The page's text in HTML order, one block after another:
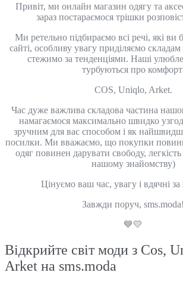
Привіт, ми онлайн магазин одягу та
зараз постараємося трішки
Ми ретельно підбираємо всі речі, які ви
сайті, особливу увагу приділяємо
стежимо за тенденціями. Наші
турбуються про
COS, Uniqlo, Arket.
Час дуже важлива складова частина
намагаємося максимально швидко
зручним для вас способом і як
посилки. Ми вважаємо, що покупки
одяг повинен дарувати свободу,
нашому знайомству)
Цінуємо ваш час, увагу і вдячні
Завжди поруч, sms.moda!
💙💛
Відкрийте світ моди з Cos,
Arket на sms.moda